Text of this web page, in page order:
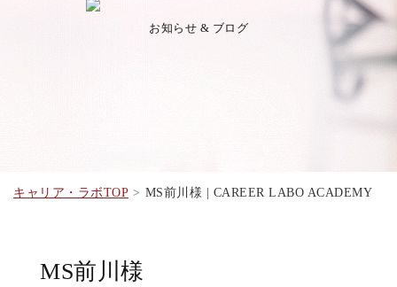
お知らせ & ブログ
キャリア・ラボTOP MS前川様 | CAREER LABO ACADEMY
MS前川様